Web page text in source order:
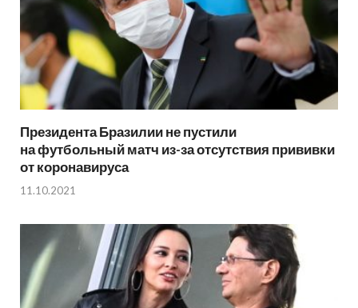
Президента Бразилии не пустили
на футбольный матч из-за отсутствия прививки
от коронавируса
11.10.2021